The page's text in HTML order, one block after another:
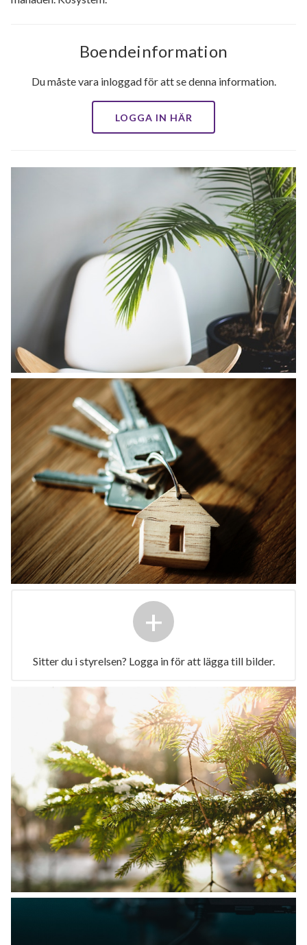
Boendeinformation
Du måste vara inloggad för att se denna information.
LOGGA IN HÄR
+
Sitter du i styrelsen? Logga in för att lägga till bilder.